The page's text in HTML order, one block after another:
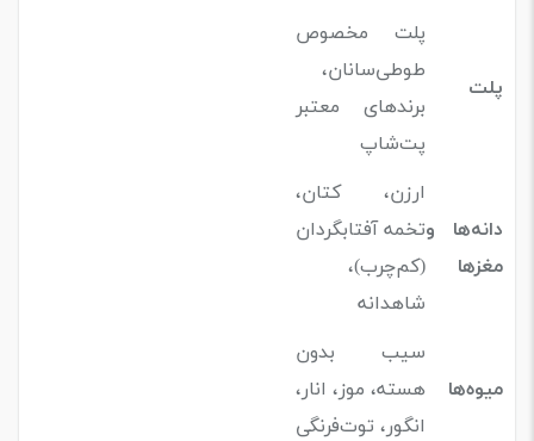
پلت
پلت مخصوص
طوطی‌سانان،
برندهای معتبر
پت‌شاپ
دانه‌ها و
مغزها
ارزن، کتان،
تخمه آفتابگردان
(کم‌چرب)،
شاهدانه
میوه‌ها
سیب بدون
هسته، موز، انار،
انگور، توت‌فرنگی